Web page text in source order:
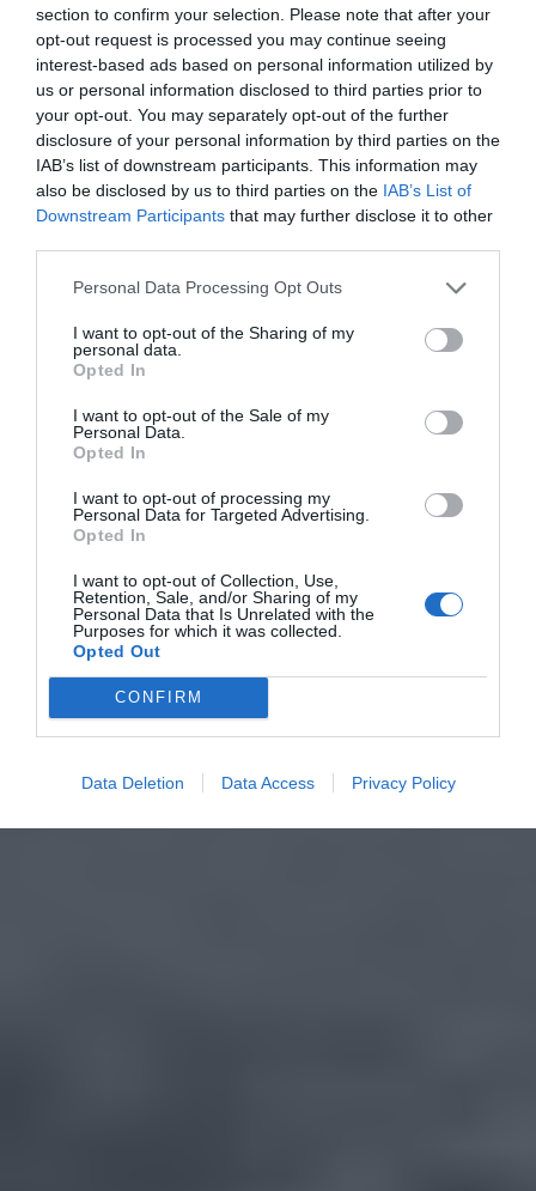
section to confirm your selection. Please note that after your
opt-out request is processed you may continue seeing
interest-based ads based on personal information utilized by
us or personal information disclosed to third parties prior to
your opt-out. You may separately opt-out of the further
disclosure of your personal information by third parties on the
IAB’s list of downstream participants. This information may
also be disclosed by us to third parties on the IAB’s List of
Downstream Participants that may further disclose it to other
Personal Data Processing Opt Outs
I want to opt-out of the Sharing of my
personal data.
Opted In
I want to opt-out of the Sale of my
Personal Data.
Opted In
I want to opt-out of processing my
Personal Data for Targeted Advertising.
Opted In
I want to opt-out of Collection, Use,
Retention, Sale, and/or Sharing of my
Personal Data that Is Unrelated with the
Purposes for which it was collected.
Opted Out
CONFIRM
Data Deletion Data Access Privacy Policy